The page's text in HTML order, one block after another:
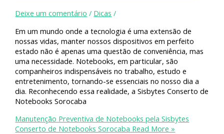
Deixe um comentário / Dicas /
Em um mundo onde a tecnologia é uma extensão de
nossas vidas, manter nossos dispositivos em perfeito
estado não é apenas uma questão de conveniência, mas
uma necessidade. Notebooks, em particular, são
companheiros indispensáveis no trabalho, estudo e
entretenimento, tornando-se essenciais no nosso dia a
dia. Reconhecendo essa realidade, a Sisbytes Conserto de
Notebooks Sorocaba
Manutenção Preventiva de Notebooks pela Sisbytes
Conserto de Notebooks Sorocaba Read More »